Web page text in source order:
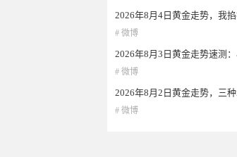
# 微博
# 微博
# 微博